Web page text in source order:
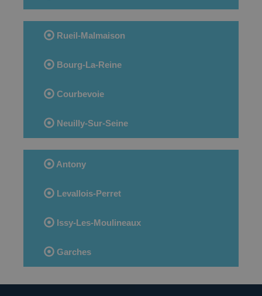
Rueil-Malmaison
Bourg-La-Reine
Courbevoie
Neuilly-Sur-Seine
Antony
Levallois-Perret
Issy-Les-Moulineaux
Garches